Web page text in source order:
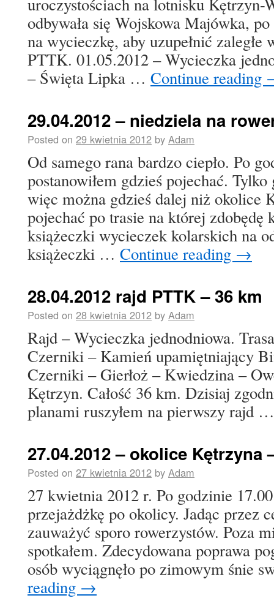
odbywała się Wojskowa Majówka,
na wycieczkę, aby uzupełnić zaległe
PTTK. 01.05.2012 – Wycieczka
– Święta Lipka … Continue reading
29.04.2012 – niedziela na
Posted on 29 kwietnia 2012 by Adam
Od samego rana bardzo ciepło. Po
postanowiłem gdzieś pojechać. Tylko
więc można gdzieś dalej niż okolice
pojechać po trasie na której zdobędę
książeczki wycieczek kolarskich na
książeczki … Continue reading →
28.04.2012 rajd PTTK – 36 km
Posted on 28 kwietnia 2012 by Adam
Rajd – Wycieczka jednodniowa.
Czerniki – Kamień upamiętniający
Czerniki – Gierłoż – Kwiedzina –
Kętrzyn. Całość 36 km. Dzisiaj
planami ruszyłem na pierwszy rajd
27.04.2012 – okolice Kętrzyna
Posted on 27 kwietnia 2012 by Adam
27 kwietnia 2012 r. Po godzinie
przejażdżkę po okolicy. Jadąc przez
zauważyć sporo rowerzystów. Poza
spotkałem. Zdecydowana poprawa
osób wyciągnęło po zimowym śnie
reading →